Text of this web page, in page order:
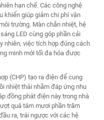
hạn chế. Các công nghệ
khiển giúp giảm chi phí vận
trường. Màn chắn nhiệt, hệ
LED cùng góp phần cải
nhiên, việc tích hợp đúng cách
minh mới tối đa hóa được
(CHP) tạo ra điện để cung
nhiệt thải nhằm đáp ứng nhu
đồng phát điện này trong nhà
quá tám mươi phần trăm
ra, trái ngược với các hệ